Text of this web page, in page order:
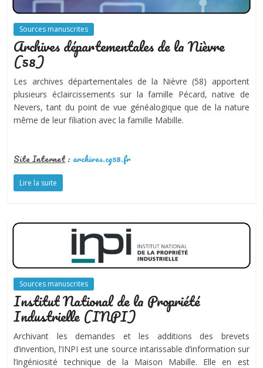
Sources manuscrites
Archives départementales de la Nièvre
(58)
Les archives départementales de la Nièvre (58) apportent
plusieurs éclaircissements sur la famille Pécard, native de
Nevers, tant du point de vue généalogique que de la nature
même de leur filiation avec la famille Mabille.
Site Internet : archives.cg58.fr
Lire la suite
Sources manuscrites
Institut National de la Propriété
Industrielle (INPI)
Archivant les demandes et les additions des brevets
d’invention, l’INPI est une source intarissable d’information sur
l’ingéniosité technique de la Maison Mabille. Elle en est